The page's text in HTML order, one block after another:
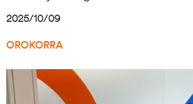
2025/10/09
OROKORRA
Irudia